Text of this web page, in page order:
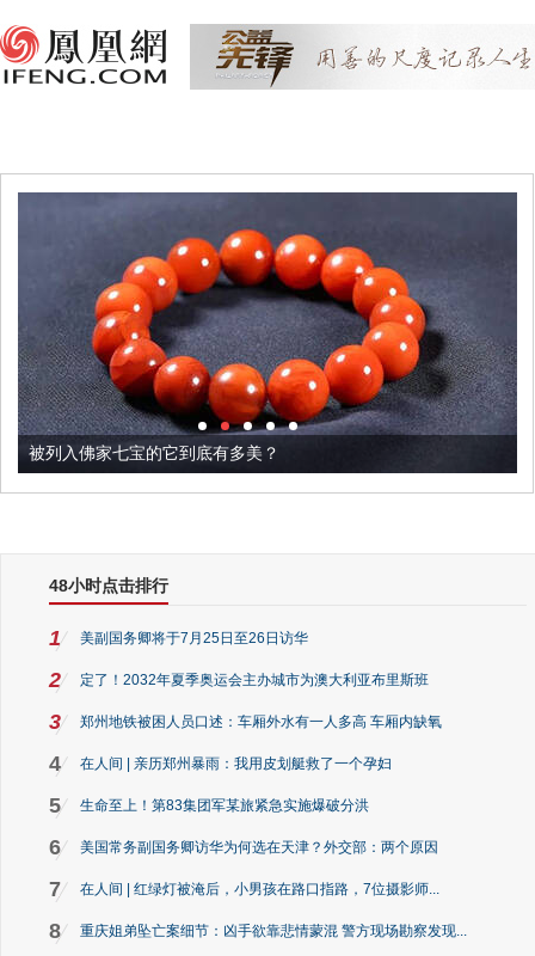
被列入佛家七宝的它到底有多美？
48小时点击排行
1 美副国务卿将于7月25日至26日访华
2 定了！2032年夏季奥运会主办城市为澳大利亚布里斯班
3 郑州地铁被困人员口述：车厢外水有一人多高 车厢内缺氧
4 在人间 | 亲历郑州暴雨：我用皮划艇救了一个孕妇
5 生命至上！第83集团军某旅紧急实施爆破分洪
6 美国常务副国务卿访华为何选在天津？外交部：两个原因
7 在人间 | 红绿灯被淹后，小男孩在路口指路，7位摄影师...
8 重庆姐弟坠亡案细节：凶手欲靠悲情蒙混 警方现场勘察发现...